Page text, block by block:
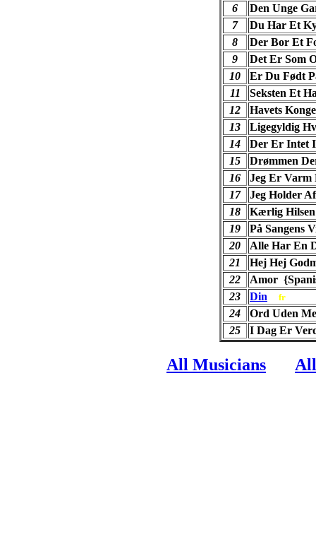
6
Den Unge
7
Du Har Et
8
Der Bor Et
9
Det Er Som
10
Er Du Født
11
Seksten Et
12
Havets
13
Ligegyldig
14
Der Er Intet I
15
Drømmen
16
Jeg Er Varm
17
Jeg Holder
18
Kærlig Hilsen
19
På Sangens
20
Alle Har En
21
Hej Hej
22
Amor
23
Din fr
24
Ord Uden
25
I Dag Er
All Musicians